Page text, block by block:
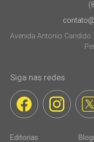
Avenida Antonio Candido
Siga nas redes
Editorias